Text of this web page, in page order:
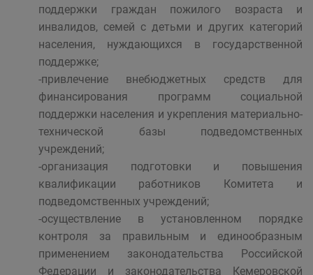
поддержки граждан пожилого возраста и
инвалидов, семей с детьми и других категорий
населения, нуждающихся в государственной
поддержке;
-привлечение внебюджетных средств для
финансирования программ социальной
поддержки населения и укрепления материально-
технической базы подведомственных
учреждений;
-организация подготовки и повышения
квалификации работников Комитета и
подведомственных учреждений;
-осуществление в установленном порядке
контроля за правильным и единообразным
применением законодательства Российской
Федерации и законодательства Кемеровской